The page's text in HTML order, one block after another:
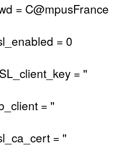
= C@mpusFrance
= 0
= ''
= ''
= ''